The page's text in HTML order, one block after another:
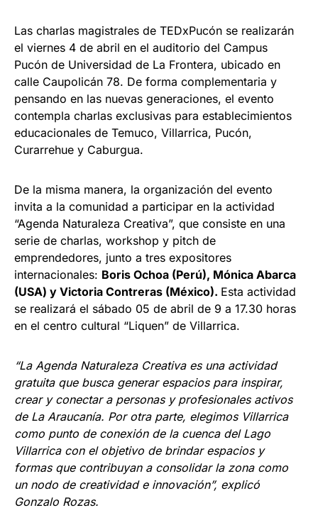
Las charlas magistrales de TEDxPucón se realizarán
el viernes 4 de abril en el auditorio del Campus
Pucón de Universidad de La Frontera, ubicado en
calle Caupolicán 78. De forma complementaria y
pensando en las nuevas generaciones, el evento
contempla charlas exclusivas para establecimientos
educacionales de Temuco, Villarrica, Pucón,
Curarrehue y Caburgua.
De la misma manera, la organización del evento
invita a la comunidad a participar en la actividad
“Agenda Naturaleza Creativa”, que consiste en una
serie de charlas, workshop y pitch de
emprendedores, junto a tres expositores
internacionales: Boris Ochoa (Perú), Mónica Abarca
(USA) y Victoria Contreras (México). Esta actividad
se realizará el sábado 05 de abril de 9 a 17.30 horas
en el centro cultural “Liquen” de Villarrica.
“La Agenda Naturaleza Creativa es una actividad
gratuita que busca generar espacios para inspirar,
crear y conectar a personas y profesionales activos
de La Araucanía. Por otra parte, elegimos Villarrica
como punto de conexión de la cuenca del Lago
Villarrica con el objetivo de brindar espacios y
formas que contribuyan a consolidar la zona como
un nodo de creatividad e innovación”, explicó
Gonzalo Rozas.